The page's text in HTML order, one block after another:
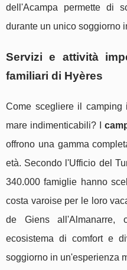
dell'Acampa permette di
durante un unico soggiorno
Servizi e attività
familiari di Hyères
Come scegliere il camping
mare indimenticabili? I
offrono una gamma
età. Secondo l'Ufficio del
340.000 famiglie hanno
costa varoise per le loro
de Giens all'Almanarre,
ecosistema di comfort e
soggiorno in un'esperienza